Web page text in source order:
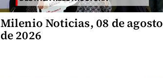
Milenio Noticias, 08 de agosto
de 2026